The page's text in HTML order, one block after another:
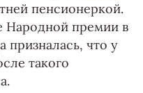
пенсионеркой.
Народной премии в
призналась, что у
такого